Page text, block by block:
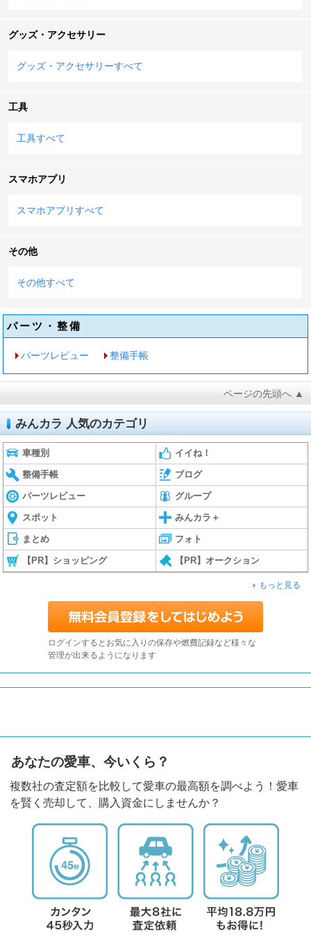
グッズ・アクセサリー
グッズ・アクセサリーすべて
工具
工具すべて
スマホアプリ
スマホアプリすべて
その他
その他すべて
パーツ・整備
パーツレビュー 整備手帳
ページの先頭へ ▲
みんカラ 人気のカテゴリ
車種別 イイね！
整備手帳 ブログ
パーツレビュー グループ
スポット みんカラ＋
まとめ フォト
【PR】ショッピング 【PR】オークション
もっと見る
ログインするとお気に入りの保存や燃費記録など様々な
管理が出来るようになります
あなたの愛車、今いくら？
複数社の査定額を比較して愛車の最高額を調べよう！愛車
を賢く売却して、購入資金にしませんか？